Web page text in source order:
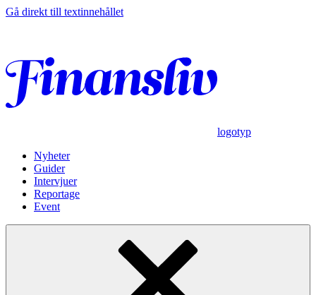
Gå direkt till textinnehållet
logotyp
Nyheter
Guider
Intervjuer
Reportage
Event